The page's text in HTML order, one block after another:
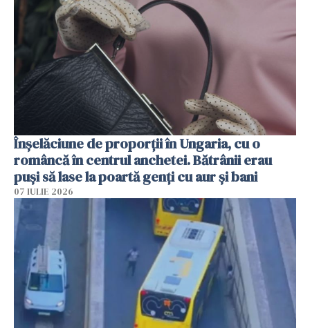
Înșelăciune de proporții în Ungaria, cu o
româncă în centrul anchetei. Bătrânii erau
puși să lase la poartă genți cu aur și bani
07 IULIE 2026